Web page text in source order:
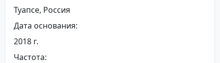
Туапсе, Россия
Дата основания:
2018 г.
Частота: